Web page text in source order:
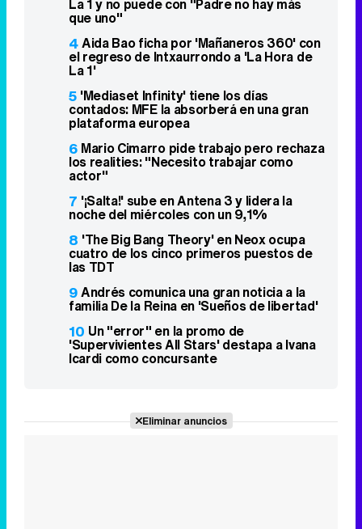
La 1 y no puede con "Padre no hay más
que uno"
4Aida Bao ficha por 'Mañaneros 360' con
el regreso de Intxaurrondo a 'La Hora de
La 1'
5 'Mediaset Infinity' tiene los días
contados: MFE la absorberá en una gran
plataforma europea
6 Mario Cimarro pide trabajo pero rechaza
los realities: "Necesito trabajar como
actor"
7 '¡Salta!' sube en Antena 3 y lidera la
noche del miércoles con un 9,1%
8 'The Big Bang Theory' en Neox ocupa
cuatro de los cinco primeros puestos de
las TDT
9Andrés comunica una gran noticia a la
familia De la Reina en 'Sueños de libertad'
10 Un "error" en la promo de
'Supervivientes All Stars' destapa a Ivana
Icardi como concursante
Eliminar anuncios